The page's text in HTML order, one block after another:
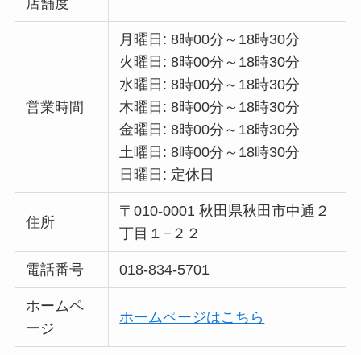
店舗度
営業時間
月曜日: 8時00分～18時30分
火曜日: 8時00分～18時30分
水曜日: 8時00分～18時30分
木曜日: 8時00分～18時30分
金曜日: 8時00分～18時30分
土曜日: 8時00分～18時30分
日曜日: 定休日
住所
〒010-0001 秋田県秋田市中通２
丁目１−２２
電話番号 018-834-5701
ホームペ
ージ
ホームページはこちら